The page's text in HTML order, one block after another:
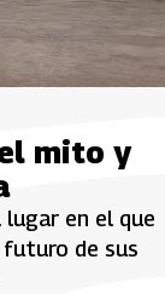
mito y
en el que
de sus